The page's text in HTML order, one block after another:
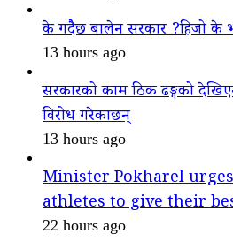
के गदैैछ बालेन सरकार ?हिजो
13 hours ago
सरकारको काम ठिक ढङ्गको
विरोध गरेकाछन्
13 hours ago
Minister Pokharel
athletes to give their
22 hours ago